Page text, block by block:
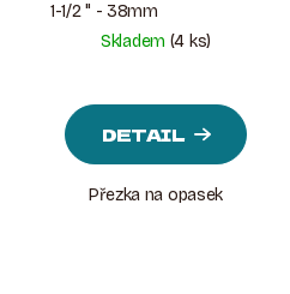
1 " – 25mm
1-1/2 " - 38mm
1-1/2 " - 38mm
Skladem (4 ks)
DETAIL
Přezka na opasek